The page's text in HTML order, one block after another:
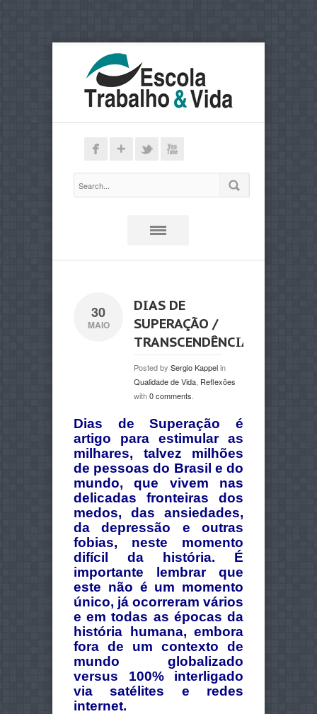
30
MAIO
DIAS DE
SUPERAÇÃO /
TRANSCENDÊNCIA
Posted by Sergio Kappelin
Qualidade de Vida Reflexões
with0 comments
Dias de Superação é
artigo para estimular as
milhares, talvez milhões
de pessoas do Brasil e do
mundo, que vivem nas
delicadas fronteiras dos
medos, das ansiedades,
da depressão e outras
fobias, neste momento
difícil da história. É
importante lembrar que
este não é um momento
único, já ocorreram vários
e em todas as épocas da
história humana, embora
fora de um contexto de
mundo globalizado
versus 100% interligado
via satélites e redes
internet.